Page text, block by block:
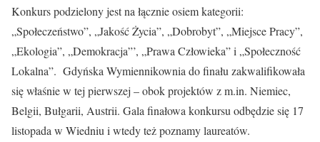
Konkurs podzielony jest na łącznie osiem kategorii:
„Społeczeństwo”, „Jakość Życia”, „Dobrobyt”, „Miejsce Pracy”,
„Ekologia”, „Demokracja”’, „Prawa Człowieka” i „Społeczność
Lokalna”. Gdyńska Wymiennikownia do finału zakwalifikowała
się właśnie w tej pierwszej – obok projektów z m.in. Niemiec,
Belgii, Bułgarii, Austrii. Gala finałowa konkursu odbędzie się 17
listopada w Wiedniu i wtedy też poznamy laureatów.